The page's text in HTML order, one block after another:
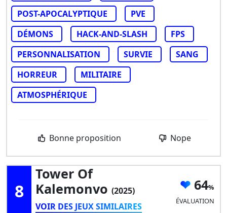
POST-APOCALYPTIQUE
PVE
DÉMONS
HACK-AND-SLASH
FPS
PERSONNALISATION
SURVIE
SANG
HORREUR
MILITAIRE
ATMOSPHÉRIQUE
Bonne proposition Nope
8
Tower Of
Kalemonvo (2025)
VOIR DES JEUX SIMILAIRES
64
ÉVALUATION